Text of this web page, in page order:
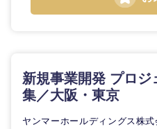
新規事業開発 プロ
集／大阪・東京
ヤンマーホールディングス株式